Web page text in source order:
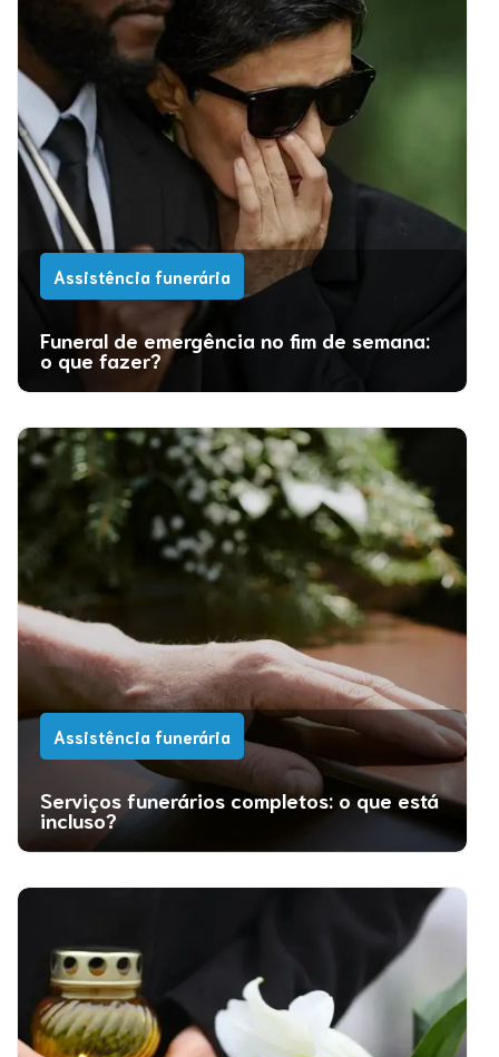
Assistência funerária
Funeral de emergência no fim de semana:
o que fazer?
Assistência funerária
Serviços funerários completos: o que está
incluso?